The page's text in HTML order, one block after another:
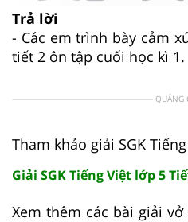
Trả lời
- Các em trình bày cảm
tiết 2 ôn tập cuối học kì 1.
QUẢNG
Tham khảo giải SGK
Giải SGK Tiếng Việt lớp 5
Xem thêm các bài giải